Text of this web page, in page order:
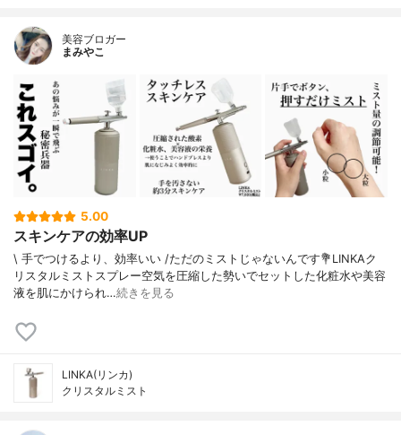
美容ブロガー
まみやこ
5.00
スキンケアの効率UP
\ 手でつけるより、効率いい /⁡ただのミストじゃないんです⁡💐LINKAク
リスタルミストスプレー⁡⁡空気を圧縮した勢いでセットした化粧水や美容
液を肌にかけられ…続きを見る
LINKA(リンカ)
クリスタルミスト